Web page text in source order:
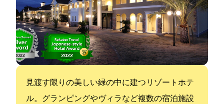
見渡す限りの美しい緑の中に建つリゾートホテ
ル。グランピングやヴィラなど複数の宿泊施設